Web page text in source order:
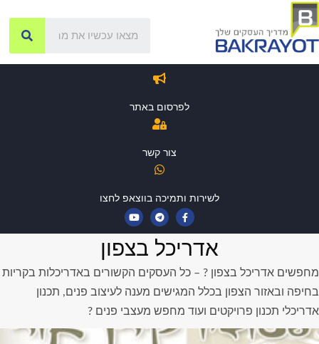
לפרסום באתר
צור קשר
לשירות ותמיכה בווצאפ לחצו
אדריכל בצפון
מחפשים אדריכל בצפון ? – כל העסקים הקשורים באדריכלות בקריות
בחיפה ובאזור הצפון בכלל המגישים מענה לעיצוב פנים, תכנון
אדריכלי תכנון פרויקטים ועוד מחפש מעצבי פנים ?